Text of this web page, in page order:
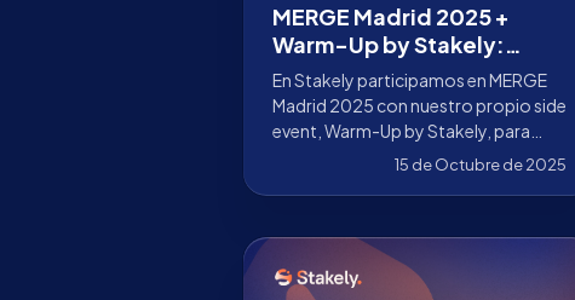
MERGE Madrid 2025 +
Warm-Up by Stakely:
nuestro aporte a la
adopción institucional
En Stakely participamos en MERGE
Madrid 2025 con nuestro propio side
event, Warm-Up by Stakely, para
impulsar el staking institucional y
detalles.
15 de Octubre de 2025